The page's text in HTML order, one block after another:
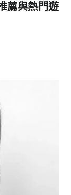
薦與熱門遊